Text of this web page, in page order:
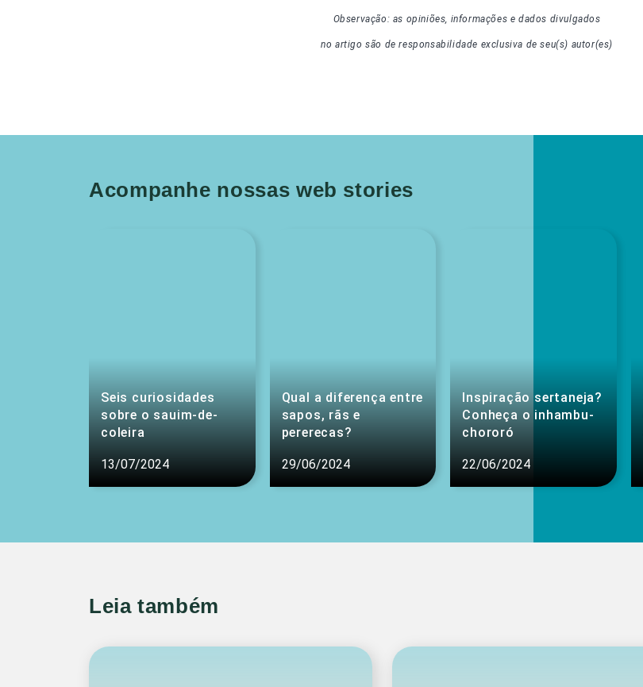
Observação: as opiniões, informações e dados divulgados
no artigosão de responsabilidade exclusiva de seu(s) autor(es)
Acompanhe nossas web stories
Seis curiosidades
sobre o sauim-de-
coleira
13/07/2024
Qual a diferença entre
sapos, rãs e
pererecas?
29/06/2024
Inspiração sertaneja?
Conheça o inhambu-
chororó
22/06/2024
Leia também